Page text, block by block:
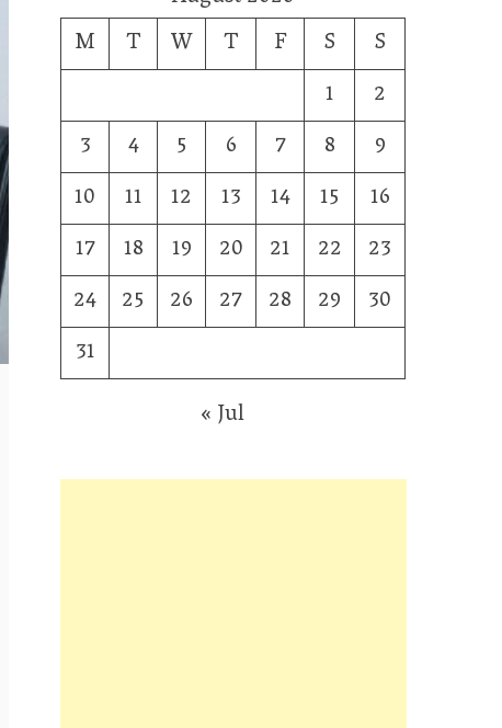
M
T W T F S
S
1
2
3
4 5 6 7 8
9
10
11 12 13 14 15
16
17
18 19 20 21 22
23
24
25 26 27 28 29
30
31
« Jul